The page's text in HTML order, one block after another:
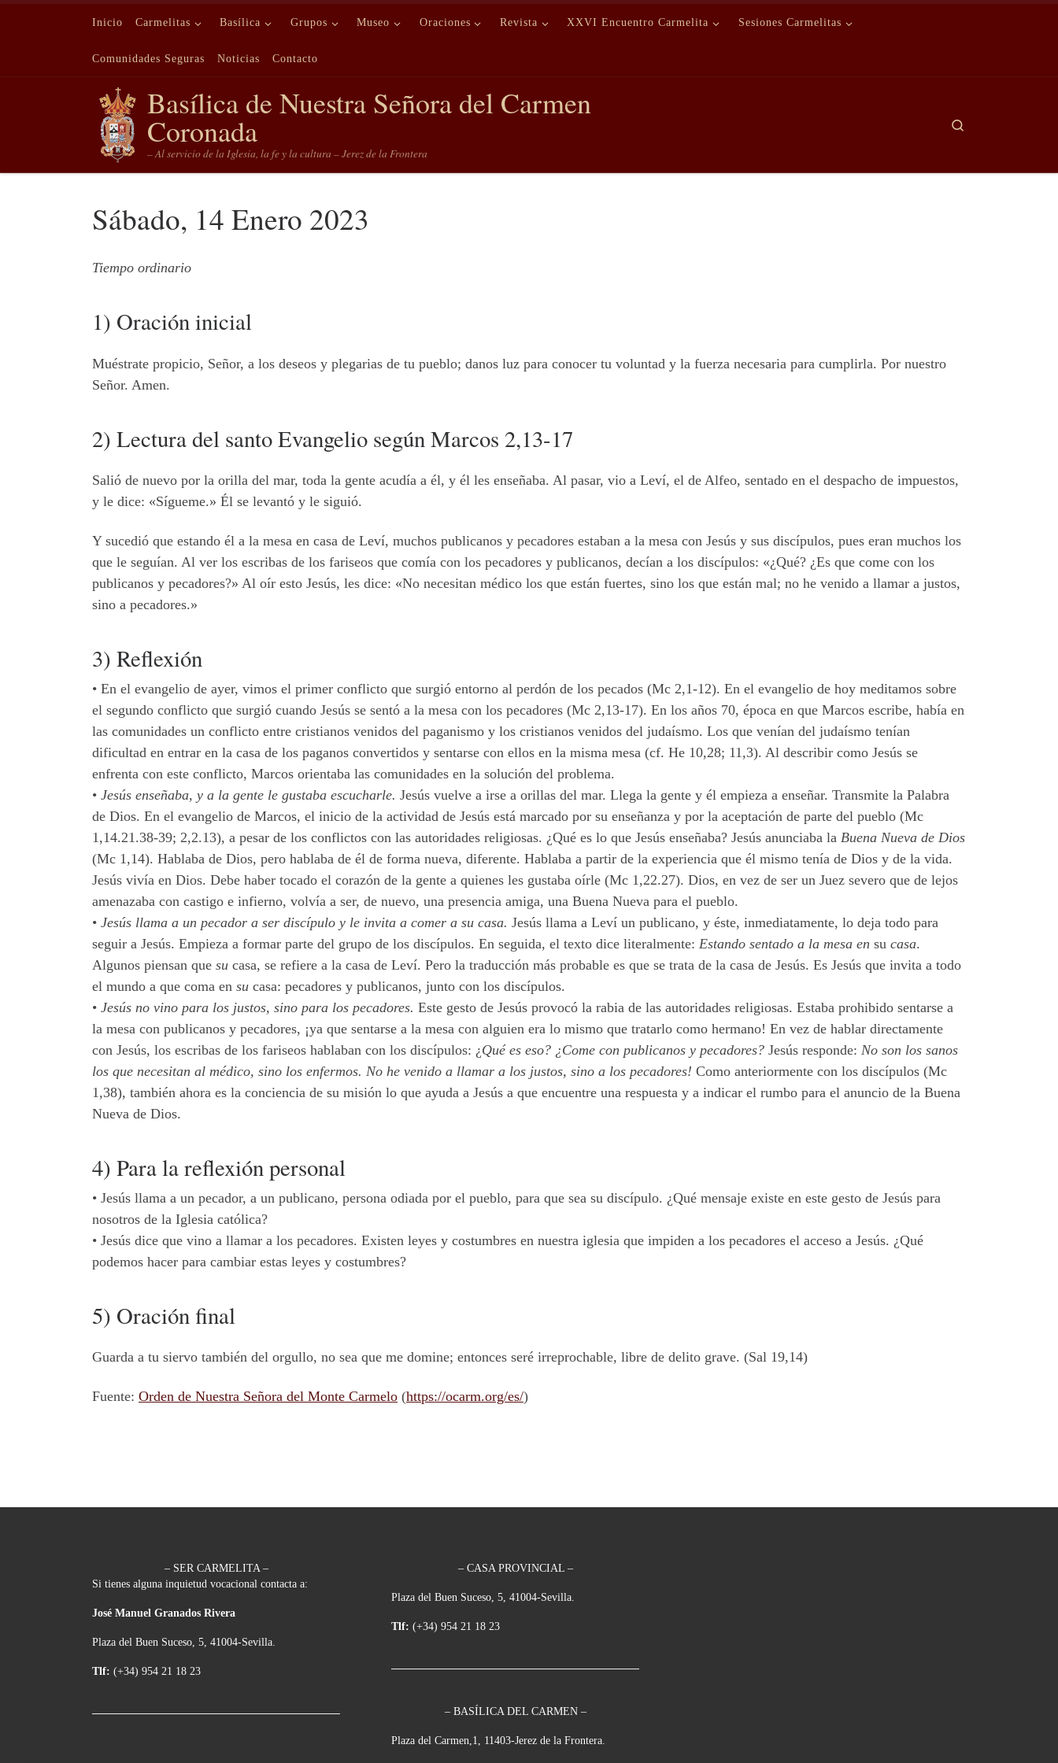
Saltar al contenido
Inicio Carmelitas Basílica Grupos Museo Oraciones Revista XXVI Encuentro Carmelita Sesiones Carmelitas
Comunidades Seguras Noticias Contacto
Basílica de Nuestra Señora del Carmen
Coronada
– Al servicio de la Iglesia, la fe y la cultura – Jerez de la Frontera
Sábado, 14 Enero 2023
Tiempo ordinario
1) Oración inicial
Muéstrate propicio, Señor, a los deseos y plegarias de tu pueblo; danos luz para conocer tu voluntad y la fuerza necesaria para cumplirla. Por nuestro
Señor. Amen.
2) Lectura del santo Evangelio según Marcos 2,13-17
Salió de nuevo por la orilla del mar, toda la gente acudía a él, y él les enseñaba. Al pasar, vio a Leví, el de Alfeo, sentado en el despacho de impuestos,
y le dice: «Sígueme.» Él se levantó y le siguió.
Y sucedió que estando él a la mesa en casa de Leví, muchos publicanos y pecadores estaban a la mesa con Jesús y sus discípulos, pues eran muchos los
que le seguían. Al ver los escribas de los fariseos que comía con los pecadores y publicanos, decían a los discípulos: «¿Qué? ¿Es que come con los
publicanos y pecadores?» Al oír esto Jesús, les dice: «No necesitan médico los que están fuertes, sino los que están mal; no he venido a llamar a justos,
sino a pecadores.»
3) Reflexión
• En el evangelio de ayer, vimos el primer conflicto que surgió entorno al perdón de los pecados (Mc 2,1-12). En el evangelio de hoy meditamos sobre
el segundo conflicto que surgió cuando Jesús se sentó a la mesa con los pecadores (Mc 2,13-17). En los años 70, época en que Marcos escribe, había en
las comunidades un conflicto entre cristianos venidos del paganismo y los cristianos venidos del judaísmo. Los que venían del judaísmo tenían
dificultad en entrar en la casa de los paganos convertidos y sentarse con ellos en la misma mesa (cf. He 10,28; 11,3). Al describir como Jesús se
enfrenta con este conflicto, Marcos orientaba las comunidades en la solución del problema.
• Jesús enseñaba, y a la gente le gustaba escucharle. Jesús vuelve a irse a orillas del mar. Llega la gente y él empieza a enseñar. Transmite la Palabra
de Dios. En el evangelio de Marcos, el inicio de la actividad de Jesús está marcado por su enseñanza y por la aceptación de parte del pueblo (Mc
1,14.21.38-39; 2,2.13), a pesar de los conflictos con las autoridades religiosas. ¿Qué es lo que Jesús enseñaba? Jesús anunciaba la Buena Nueva de Dios
(Mc 1,14). Hablaba de Dios, pero hablaba de él de forma nueva, diferente. Hablaba a partir de la experiencia que él mismo tenía de Dios y de la vida.
Jesús vivía en Dios. Debe haber tocado el corazón de la gente a quienes les gustaba oírle (Mc 1,22.27). Dios, en vez de ser un Juez severo que de lejos
amenazaba con castigo e infierno, volvía a ser, de nuevo, una presencia amiga, una Buena Nueva para el pueblo.
• Jesús llama a un pecador a ser discípulo y le invita a comer a su casa. Jesús llama a Leví un publicano, y éste, inmediatamente, lo deja todo para
seguir a Jesús. Empieza a formar parte del grupo de los discípulos. En seguida, el texto dice literalmente: Estando sentado a la mesa en su casa.
Algunos piensan que su casa, se refiere a la casa de Leví. Pero la traducción más probable es que se trata de la casa de Jesús. Es Jesús que invita a todo
el mundo a que coma en su casa: pecadores y publicanos, junto con los discípulos.
• Jesús no vino para los justos, sino para los pecadores. Este gesto de Jesús provocó la rabia de las autoridades religiosas. Estaba prohibido sentarse a
la mesa con publicanos y pecadores, ¡ya que sentarse a la mesa con alguien era lo mismo que tratarlo como hermano! En vez de hablar directamente
con Jesús, los escribas de los fariseos hablaban con los discípulos: ¿Qué es eso? ¿Come con publicanos y pecadores? Jesús responde: No son los sanos
los que necesitan al médico, sino los enfermos. No he venido a llamar a los justos, sino a los pecadores! Como anteriormente con los discípulos (Mc
1,38), también ahora es la conciencia de su misión lo que ayuda a Jesús a que encuentre una respuesta y a indicar el rumbo para el anuncio de la Buena
Nueva de Dios.
4) Para la reflexión personal
• Jesús llama a un pecador, a un publicano, persona odiada por el pueblo, para que sea su discípulo. ¿Qué mensaje existe en este gesto de Jesús para
nosotros de la Iglesia católica?
• Jesús dice que vino a llamar a los pecadores. Existen leyes y costumbres en nuestra iglesia que impiden a los pecadores el acceso a Jesús. ¿Qué
podemos hacer para cambiar estas leyes y costumbres?
5) Oración final
Guarda a tu siervo también del orgullo, no sea que me domine; entonces seré irreprochable, libre de delito grave. (Sal 19,14)
Fuente: Orden de Nuestra Señora del Monte Carmelo (https://ocarm.org/es/)
– SER CARMELITA –
Si tienes alguna inquietud vocacional contacta a:
José Manuel Granados Rivera
Plaza del Buen Suceso, 5, 41004-Sevilla.
Tlf: (+34) 954 21 18 23
– CASA PROVINCIAL –
Plaza del Buen Suceso, 5, 41004-Sevilla.
Tlf: (+34) 954 21 18 23
– BASÍLICA DEL CARMEN –
Plaza del Carmen,1, 11403-Jerez de la Frontera.